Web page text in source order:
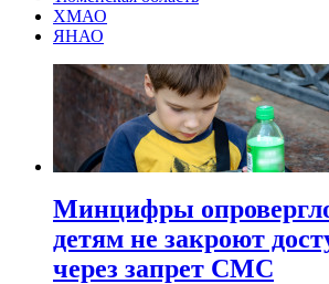
ХМАО
ЯНАО
Минцифры
детям не закроют
через запрет СМС